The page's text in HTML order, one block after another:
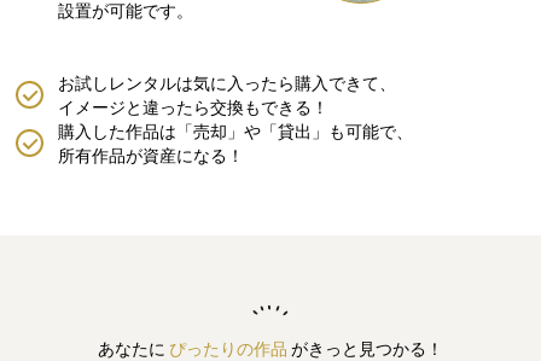
設置が可能です。
購入した作品は「売却」や「貸出」も可能で、
所有作品が資産になる！
お試しレンタルは気に入ったら購入できて、
イメージと違ったら交換もできる！
あなたに ぴったりの作品 がきっと見つかる！